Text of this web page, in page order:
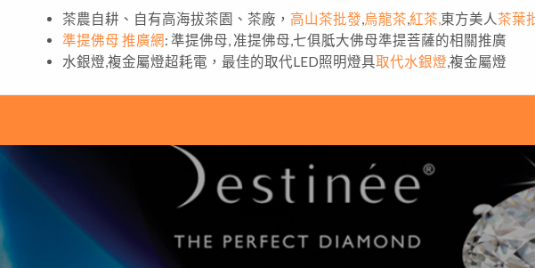
茶農自耕、自有高海拔茶園、茶廠， 高山茶批發 烏龍茶 紅茶, 東方美人 茶葉
準提佛母 推廣網: 準提佛母, 准提佛母,七俱胝大佛母準提菩薩的相關推廣
水銀燈,複金屬燈超耗電，最佳的取代LED照明燈具取代水銀燈 ,複金屬燈